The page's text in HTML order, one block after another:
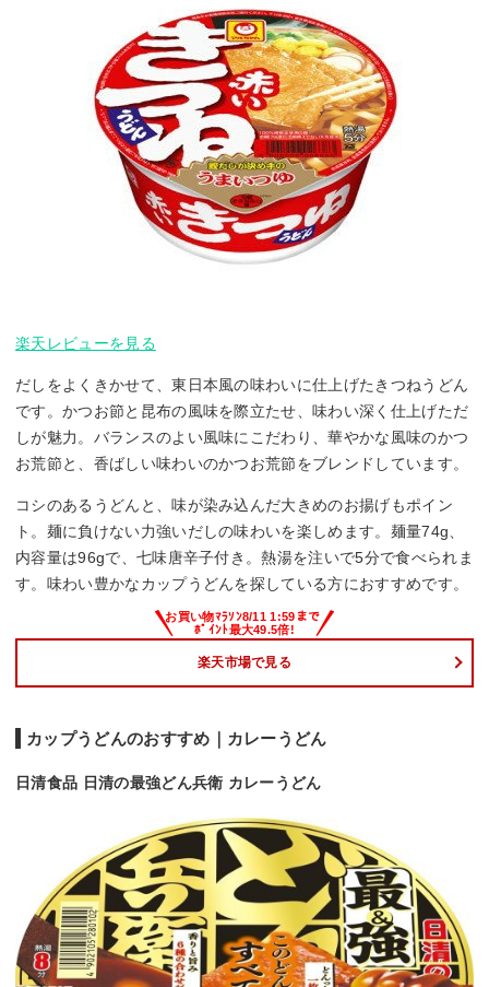
楽天レビューを見る
だしをよくきかせて、東日本風の味わいに仕上げたきつねうどん
です。かつお節と昆布の風味を際立たせ、味わい深く仕上げただ
しが魅力。バランスのよい風味にこだわり、華やかな風味のかつ
お荒節と、香ばしい味わいのかつお荒節をブレンドしています。
コシのあるうどんと、味が染み込んだ大きめのお揚げもポイン
ト。麺に負けない力強いだしの味わいを楽しめます。麺量74g、
内容量は96gで、七味唐辛子付き。熱湯を注いで5分で食べられま
す。味わい豊かなカップうどんを探している方におすすめです。
楽天市場で見る
カップうどんのおすすめ｜カレーうどん
日清食品 日清の最強どん兵衛 カレーうどん